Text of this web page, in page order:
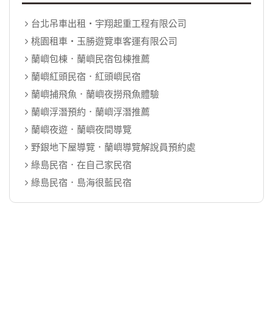
台北吊車出租‧宇翔起重工程有限公司
桃園租車‧玉勝遊覽車客運有限公司
蘭嶼包棟．蘭嶼民宿包棟推薦
蘭嶼紅頭民宿．紅頭嶼民宿
蘭嶼捕飛魚．蘭嶼夜撈飛魚體驗
蘭嶼浮潛預約．蘭嶼浮潛推薦
蘭嶼夜遊．蘭嶼夜間導覽
野銀地下屋導覽．蘭嶼導覽解說員預約處
綠島民宿．在自己家民宿
綠島民宿．島海很藍民宿